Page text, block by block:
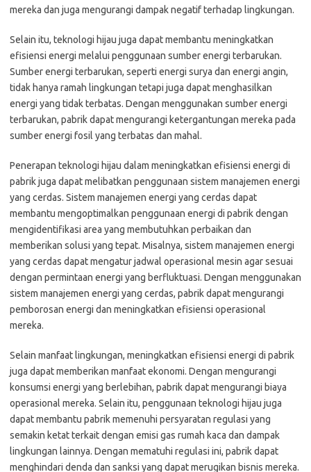
mereka dan juga mengurangi dampak negatif terhadap lingkungan.
Selain itu, teknologi hijau juga dapat membantu meningkatkan
efisiensi energi melalui penggunaan sumber energi terbarukan.
Sumber energi terbarukan, seperti energi surya dan energi angin,
tidak hanya ramah lingkungan tetapi juga dapat menghasilkan
energi yang tidak terbatas. Dengan menggunakan sumber energi
terbarukan, pabrik dapat mengurangi ketergantungan mereka pada
sumber energi fosil yang terbatas dan mahal.
Penerapan teknologi hijau dalam meningkatkan efisiensi energi di
pabrik juga dapat melibatkan penggunaan sistem manajemen energi
yang cerdas. Sistem manajemen energi yang cerdas dapat
membantu mengoptimalkan penggunaan energi di pabrik dengan
mengidentifikasi area yang membutuhkan perbaikan dan
memberikan solusi yang tepat. Misalnya, sistem manajemen energi
yang cerdas dapat mengatur jadwal operasional mesin agar sesuai
dengan permintaan energi yang berfluktuasi. Dengan menggunakan
sistem manajemen energi yang cerdas, pabrik dapat mengurangi
pemborosan energi dan meningkatkan efisiensi operasional
mereka.
Selain manfaat lingkungan, meningkatkan efisiensi energi di pabrik
juga dapat memberikan manfaat ekonomi. Dengan mengurangi
konsumsi energi yang berlebihan, pabrik dapat mengurangi biaya
operasional mereka. Selain itu, penggunaan teknologi hijau juga
dapat membantu pabrik memenuhi persyaratan regulasi yang
semakin ketat terkait dengan emisi gas rumah kaca dan dampak
lingkungan lainnya. Dengan mematuhi regulasi ini, pabrik dapat
menghindari denda dan sanksi yang dapat merugikan bisnis mereka.